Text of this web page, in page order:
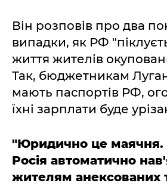
Він розповів про два
випадки, як РФ
життя жителів
Так, бюджетникам
мають паспортів РФ,
їхні зарплати буде
"Юридично це маячня.
Росія автоматично
жителям анексованих